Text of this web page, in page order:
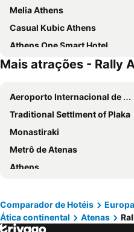
Melia Athens
Casual Kubic Athens
Athens One Smart Hotel
Marina Hotel Athens
Athens Tiare by Mage Hotels
Acropolis View Hotel
Parnon Hotel
Central Hotel
Kimon Hotel Athens
Alassia Hotel
Athens Way Pop Art Hotel
Mais atrações - Rally
Aeroporto Internacional de Atenas
Traditional Settlment of Plaka
Monastiraki
Metrô de Atenas
Athens
Parthenon
Psirri
Comparador de Hotéis Europa
Ática continental
Atenas